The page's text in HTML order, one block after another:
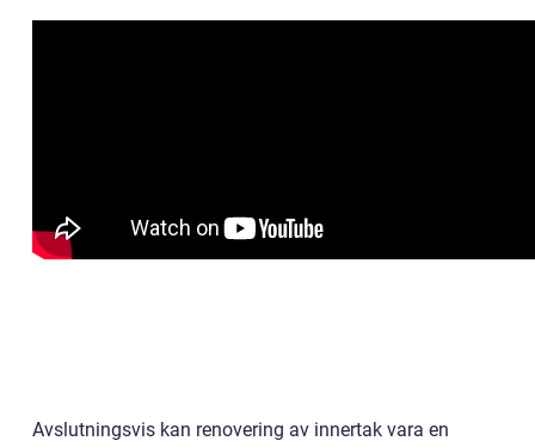
Avslutningsvis kan renovering av innertak vara en